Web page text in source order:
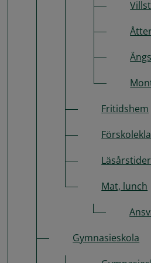
Fritidshem
Mat, lunch
Gymnasieskola